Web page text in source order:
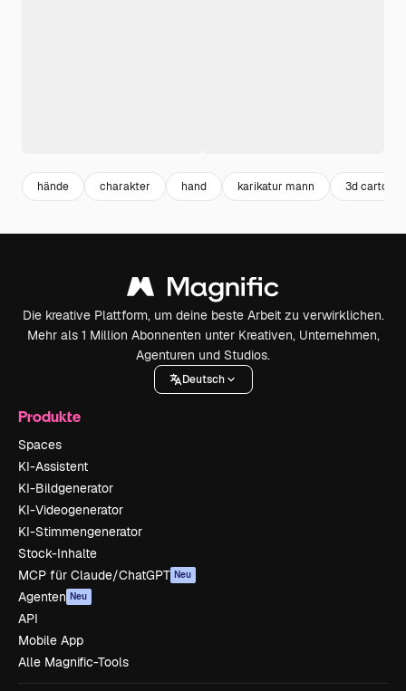
hände charakter hand karikatur mann 3d cartoon
Die kreative Plattform, um deine beste Arbeit zu verwirklichen.
Mehr als 1 Million Abonnenten unter Kreativen, Unternehmen,
Agenturen und Studios.
Deutsch
Produkte
Spaces
KI-Assistent
KI-Bildgenerator
KI-Videogenerator
KI-Stimmengenerator
Stock-Inhalte
MCP für Claude/ChatGPT Neu
Agenten Neu
API
Mobile App
Alle Magnific-Tools